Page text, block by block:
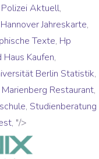
Aktuell,
Jahreskarte,
Texte, Hp
Kaufen,
Berlin Statistik,
Marienberg Restaurant,
, Studienberatung
, "/>